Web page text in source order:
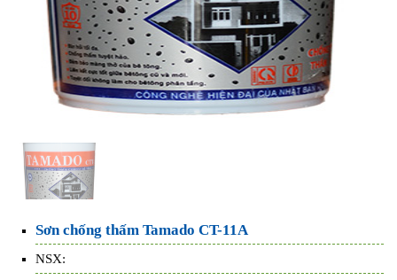
Sơn chống thấm Tamado CT-11A
NSX: